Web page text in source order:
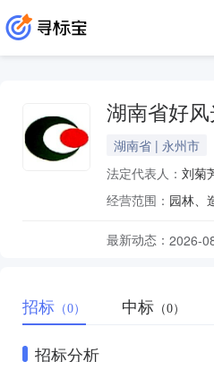
湖南省好
湖南省 | 永州市
法定代表人： 刘菊
经营范围：
最新动态： 2026-
招标 （0） 中标 （0）
招标分析